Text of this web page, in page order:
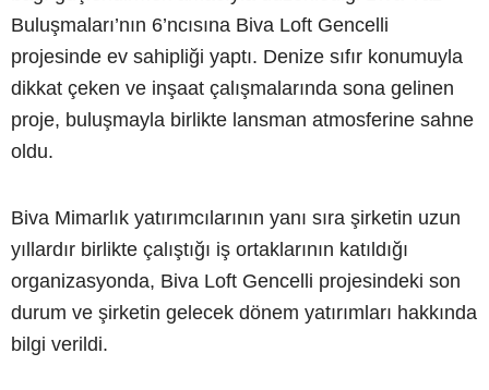
Buluşmaları’nın 6’ncısına Biva Loft Gencelli
projesinde ev sahipliği yaptı. Denize sıfır konumuyla
dikkat çeken ve inşaat çalışmalarında sona gelinen
proje, buluşmayla birlikte lansman atmosferine sahne
oldu.
Biva Mimarlık yatırımcılarının yanı sıra şirketin uzun
yıllardır birlikte çalıştığı iş ortaklarının katıldığı
organizasyonda, Biva Loft Gencelli projesindeki son
durum ve şirketin gelecek dönem yatırımları hakkında
bilgi verildi.